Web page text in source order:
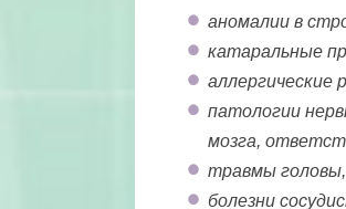
аномалии в
катаральные
аллергические
патологии
мозга,
травмы головы,
болезни